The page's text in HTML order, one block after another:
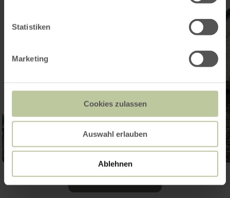
Statistiken
Marketing
Cookies zulassen
Auswahl erlauben
Ablehnen
Ouvrir la galerie